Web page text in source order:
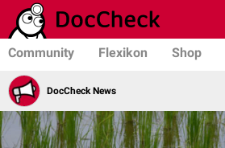
Community Flexikon Shop
DocCheck News